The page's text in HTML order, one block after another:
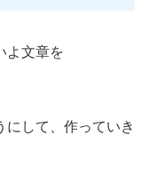
よ文章を
にして、作っていき